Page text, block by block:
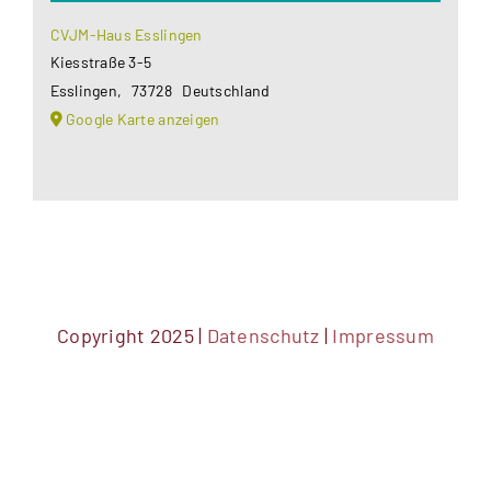
CVJM-Haus Esslingen
Kiesstraße 3-5
Esslingen, 73728 Deutschland
Google Karte anzeigen
Copyright 2025 | Datenschutz | Impressum